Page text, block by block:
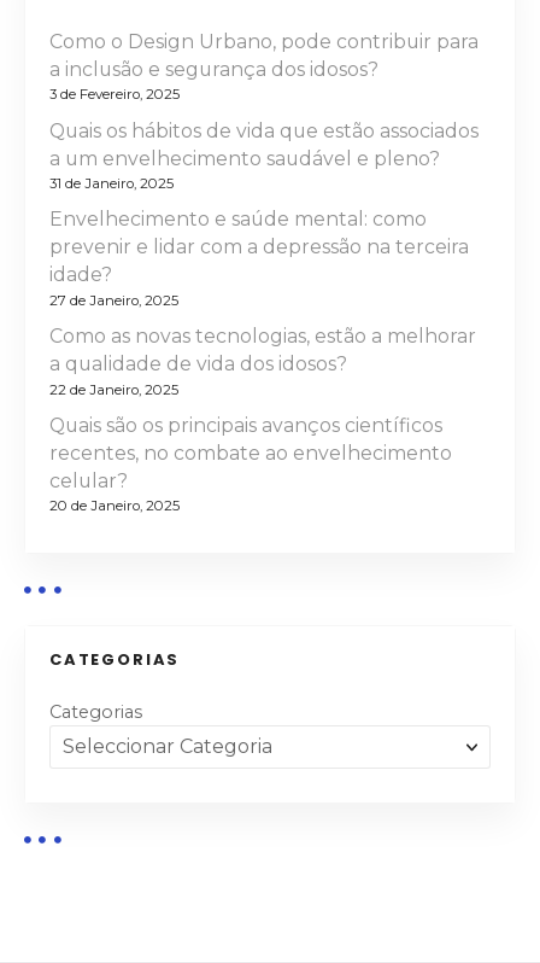
Como o Design Urbano, pode contribuir para
a inclusão e segurança dos idosos?
3 de Fevereiro, 2025
Quais os hábitos de vida que estão associados
a um envelhecimento saudável e pleno?
31 de Janeiro, 2025
Envelhecimento e saúde mental: como
prevenir e lidar com a depressão na terceira
idade?
27 de Janeiro, 2025
Como as novas tecnologias, estão a melhorar
a qualidade de vida dos idosos?
22 de Janeiro, 2025
Quais são os principais avanços científicos
recentes, no combate ao envelhecimento
celular?
20 de Janeiro, 2025
CATEGORIAS
Categorias